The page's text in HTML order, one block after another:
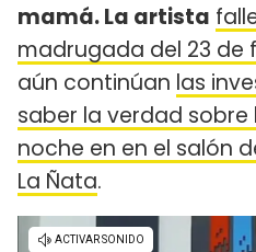
mamá. La artista
madrugada del 23 de
aún continúan las
saber la verdad
noche en en el salón
La Ñata.